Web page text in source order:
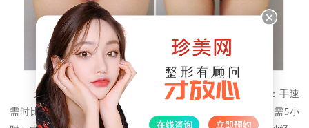
大腿抽脂减肥手术效果很好，这种减肥方式的优点有：手速
需时比较短，现在大腿抽脂减肥手术花费时间少则仅需1.只需5小